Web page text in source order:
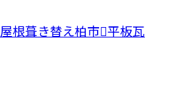
屋根葺き替え柏市 平板瓦